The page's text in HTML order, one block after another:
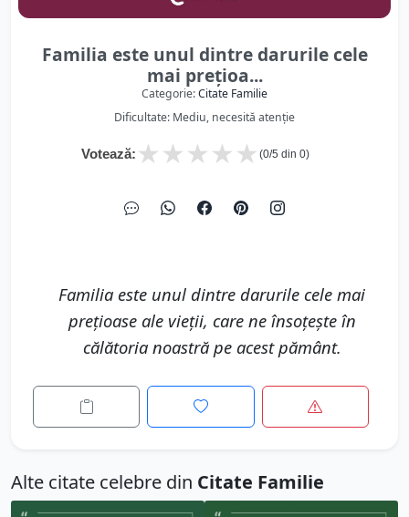
Familia este unul dintre darurile cele
mai prețioa...
Categorie:Citate Familie
Dificultate: Mediu, necesită atenție
Votează: ★
★
★
★
★ (0/5 din 0)
Familia este unul dintre darurile cele mai
prețioase ale vieții, care ne însoțește în
călătoria noastră pe acest pământ.
Alte citate celebre din Citate Familie